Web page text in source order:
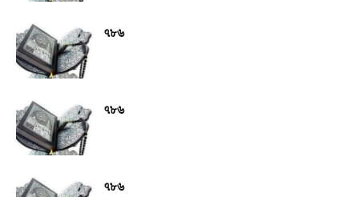
৭৮৬
৭৮৬
৭৮৬